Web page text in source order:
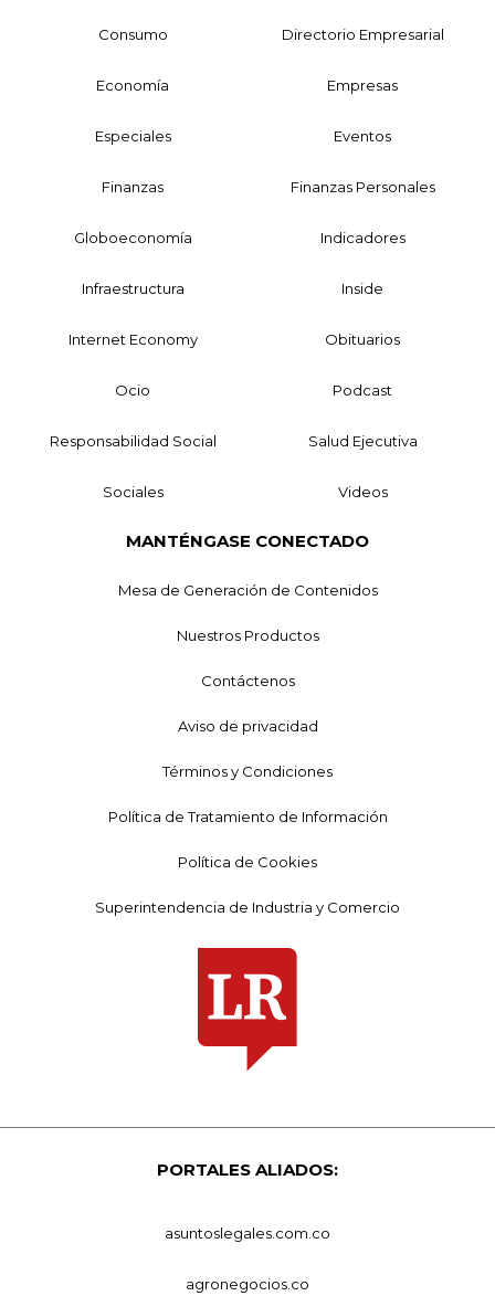
Consumo Directorio Empresarial
Economía Empresas
Especiales Eventos
Finanzas Finanzas Personales
Globoeconomía Indicadores
Infraestructura Inside
Internet Economy Obituarios
Ocio Podcast
Responsabilidad Social Salud Ejecutiva
Sociales Videos
MANTÉNGASE CONECTADO
Mesa de Generación de Contenidos
Nuestros Productos
Contáctenos
Aviso de privacidad
Términos y Condiciones
Política de Tratamiento de Información
Política de Cookies
Superintendencia de Industria y Comercio
PORTALES ALIADOS:
asuntoslegales.com.co
agronegocios.co